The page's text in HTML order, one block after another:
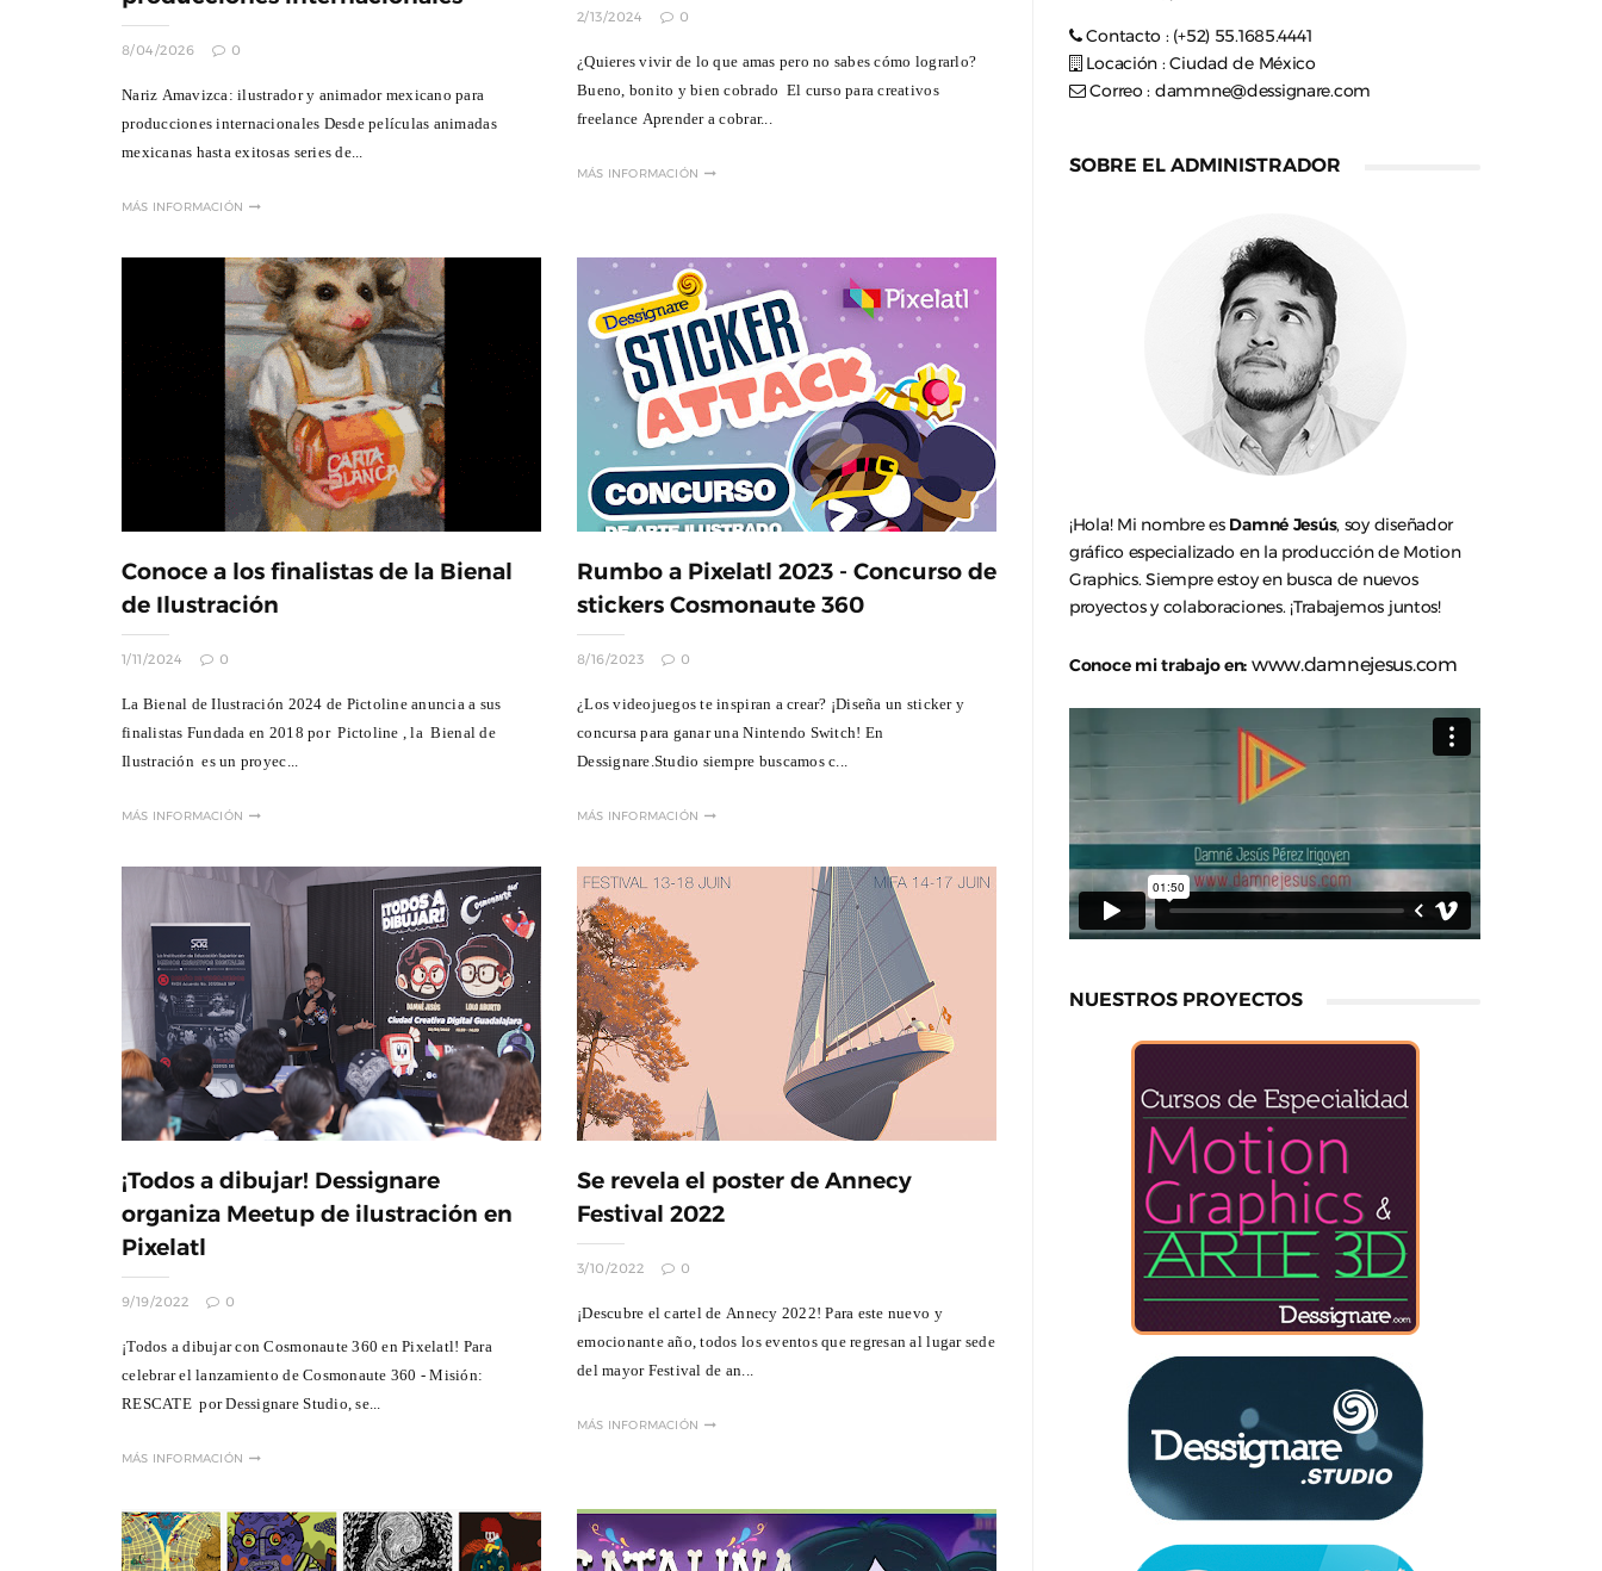
8/04/2026 0
Nariz Amavizca: ilustrador y animador mexicano para
producciones internacionales Desde películas animadas
mexicanas hasta exitosas series de...
MÁS INFORMACIÓN
2/13/2024 0
¿Quieres vivir de lo que amas pero no sabes cómo lograrlo?
Bueno, bonito y bien cobrado El curso para creativos
freelance Aprender a cobrar...
MÁS INFORMACIÓN
Conoce a los finalistas de la Bienal
de Ilustración
1/11/2024 0
La Bienal de Ilustración 2024 de Pictoline anuncia a sus
finalistas Fundada en 2018 por Pictoline , la Bienal de
Ilustración es un proyec...
MÁS INFORMACIÓN
Rumbo a Pixelatl 2023 - Concurso de
stickers Cosmonaute 360
8/16/2023 0
¿Los videojuegos te inspiran a crear? ¡Diseña un sticker y
concursa para ganar una Nintendo Switch! En
Dessignare.Studio siempre buscamos c...
MÁS INFORMACIÓN
¡Todos a dibujar! Dessignare
organiza Meetup de ilustración en
Pixelatl
9/19/2022 0
¡Todos a dibujar con Cosmonaute 360 en Pixelatl! Para
celebrar el lanzamiento de Cosmonaute 360 - Misión:
RESCATE por Dessignare Studio, se...
MÁS INFORMACIÓN
Se revela el poster de Annecy
Festival 2022
3/10/2022 0
¡Descubre el cartel de Annecy 2022! Para este nuevo y
emocionante año, todos los eventos que regresan al lugar sede
del mayor Festival de an...
MÁS INFORMACIÓN
Contacto : (+52) 55.1685.4441
Locación : Ciudad de México
Correo : dammne@dessignare.com
SOBRE EL ADMINISTRADOR
¡Hola! Mi nombre es Damné Jesús, soy diseñador
gráfico especializado en la producción de Motion
Graphics. Siempre estoy en busca de nuevos
proyectos y colaboraciones. ¡Trabajemos juntos!
Conoce mi trabajo en: www.damnejesus.com
NUESTROS PROYECTOS